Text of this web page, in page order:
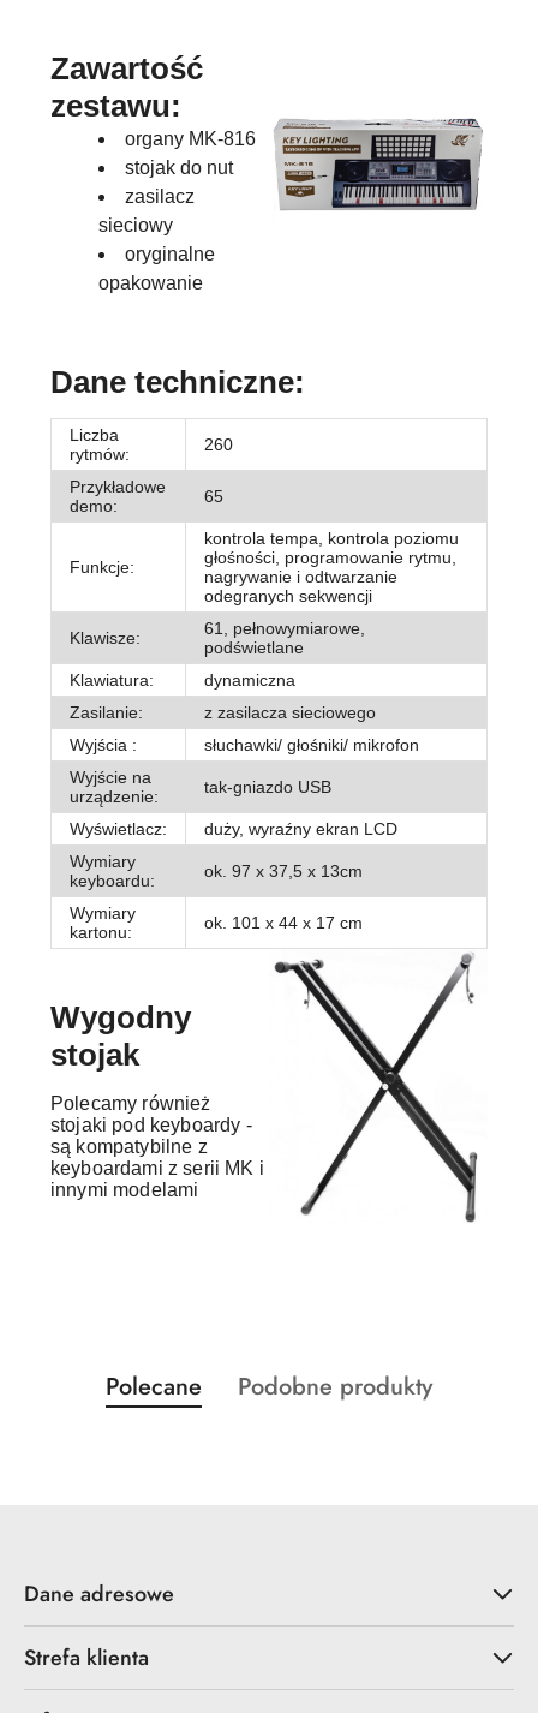
Zawartość
zestawu:
organy MK-816
stojak do nut
zasilacz
sieciowy
oryginalne
opakowanie
Dane techniczne:
Liczba
rytmów:
260
Przykładowe
demo:
65
Funkcje:
kontrola tempa, kontrola poziomu
głośności, programowanie rytmu,
nagrywanie i odtwarzanie
odegranych sekwencji
Klawisze:
61, pełnowymiarowe,
podświetlane
Klawiatura:
dynamiczna
Zasilanie:
z zasilacza sieciowego
Wyjścia :
słuchawki/ głośniki/ mikrofon
Wyjście na
urządzenie:
tak-gniazdo USB
Wyświetlacz:
duży, wyraźny ekran LCD
Wymiary
keyboardu:
ok. 97 x 37,5 x 13cm
Wymiary
kartonu:
ok. 101 x 44 x 17 cm
Wygodny
stojak
Polecamy również
stojaki pod keyboardy -
są kompatybilne z
keyboardami z serii MK i
innymi modelami
Pomiń karuzelę produktów
Produkty
o
Polecane
Produkty
Podobne produkty
Dane adresowe
Strefa klienta